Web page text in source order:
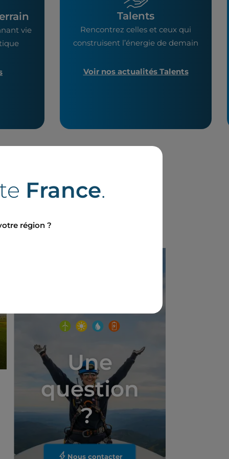
vie
Talents
Rencontrez celles et ceux qui
construisent l’énergie de demain
Voir nos actualités Talents
Une
question
?
Nous contacter
France.
région ?